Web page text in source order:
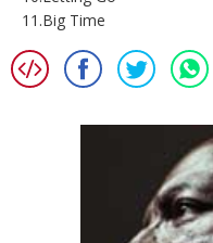
11.Big Time